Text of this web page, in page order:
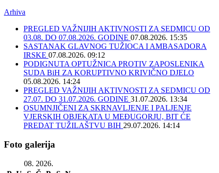
Arhiva
PREGLED VAŽNIJIH AKTIVNOSTI ZA SEDMICU OD
03.08. DO 07.08.2026. GODINE 07.08.2026. 15:35
SASTANAK GLAVNOG TUŽIOCA I AMBASADORA
IRSKE 07.08.2026. 09:12
PODIGNUTA OPTUŽNICA PROTIV ZAPOSLENIKA
SUDA BiH ZA KORUPTIVNO KRIVIČNO DJELO
05.08.2026. 14:24
PREGLED VAŽNIJIH AKTIVNOSTI ZA SEDMICU OD
27.07. DO 31.07.2026. GODINE 31.07.2026. 13:34
OSUMNJIČENI ZA SKRNAVLJENJE I PALJENJE
VJERSKIH OBJEKATA U MEĐUGORJU, BIT ĆE
PREDAT TUŽILAŠTVU BIH 29.07.2026. 14:14
Foto galerija
08. 2026.